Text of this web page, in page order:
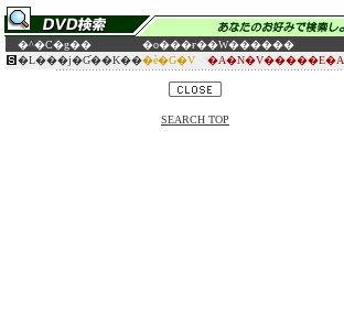
�^�C�g�� �o���ғ��W������
�L���j�Ɠ��K���ѐ�G�V
SEARCH TOP